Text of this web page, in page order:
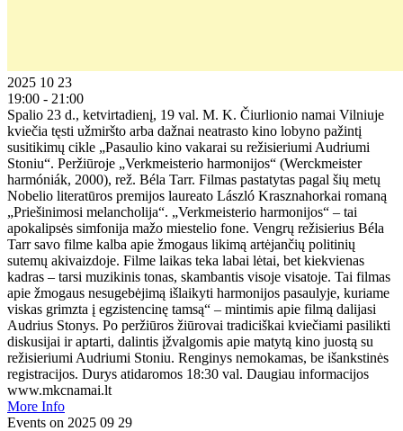
2025 10 23
19:00 - 21:00
Spalio 23 d., ketvirtadienį, 19 val. M. K. Čiurlionio namai Vilniuje
kviečia tęsti užmiršto arba dažnai neatrasto kino lobyno pažintį
susitikimų cikle „Pasaulio kino vakarai su režisieriumi Audriumi
Stoniu“. Peržiūroje „Verkmeisterio harmonijos“ (Werckmeister
harmóniák, 2000), rež. Béla Tarr. Filmas pastatytas pagal šių metų
Nobelio literatūros premijos laureato László Krasznahorkai romaną
„Priešinimosi melancholija“. „Verkmeisterio harmonijos“ – tai
apokalipsės simfonija mažo miestelio fone. Vengrų režisierius Béla
Tarr savo filme kalba apie žmogaus likimą artėjančių politinių
sutemų akivaizdoje. Filme laikas teka labai lėtai, bet kiekvienas
kadras – tarsi muzikinis tonas, skambantis visoje visatoje. Tai filmas
apie žmogaus nesugebėjimą išlaikyti harmonijos pasaulyje, kuriame
viskas grimzta į egzistencinę tamsą“ – mintimis apie filmą dalijasi
Audrius Stonys. Po peržiūros žiūrovai tradiciškai kviečiami pasilikti
diskusijai ir aptarti, dalintis įžvalgomis apie matytą kino juostą su
režisieriumi Audriumi Stoniu. Renginys nemokamas, be išankstinės
registracijos. Durys atidaromos 18:30 val. Daugiau informacijos
www.mkcnamai.lt
More Info
Events on 2025 09 29